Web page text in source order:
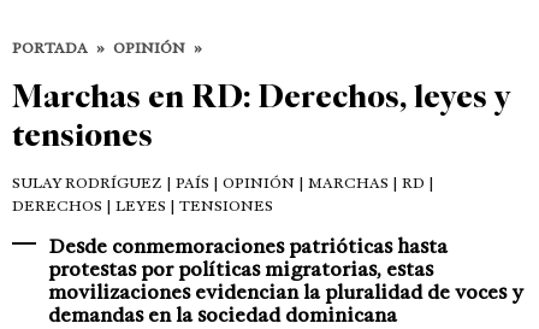
PORTADA » OPINIÓN »
Marchas en RD: Derechos, leyes y
tensiones
SULAY RODRÍGUEZ | PAÍS | OPINIÓN | MARCHAS | RD |
DERECHOS | LEYES | TENSIONES
Desde conmemoraciones patrióticas hasta
protestas por políticas migratorias, estas
movilizaciones evidencian la pluralidad de voces y
demandas en la sociedad dominicana